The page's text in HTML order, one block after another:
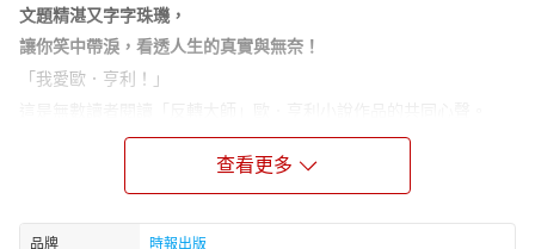
文題精湛又字字珠璣，
讓你笑中帶淚，看透人生的真實與無奈！
「我愛歐．亨利！」
歐．亨利的人生經歷很傳奇，從事過從藥劑師到歌手等十幾種天差
地別的職業，這樣的經歷豐富了他的創作，讀者很容易就能在他的
故事中看到真實的自己，也因此，歐．亨利被認為是平凡百姓的代
言人。他的小說作品包羅萬象，充滿人性光輝；故事主角則有牛
查看更多
品牌 時報出版